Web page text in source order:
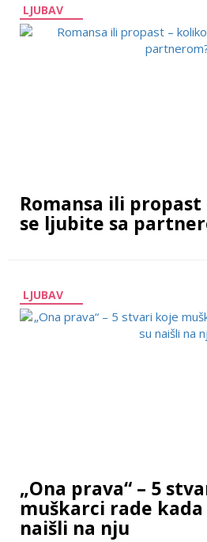
LJUBAV
Romansa ili
se ljubite sa
LJUBAV
„Ona prava“ – 5
muškarci rade kada
naišli na nju